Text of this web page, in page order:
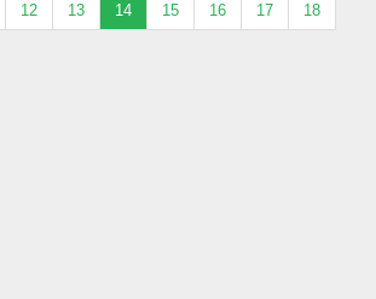
12 13 14 15 16 17 18